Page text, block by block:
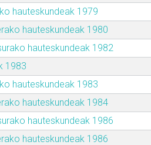
hauteskundeak 1979
hauteskundeak 1980
hauteskundeak 1982
1983
hauteskundeak 1983
hauteskundeak 1984
hauteskundeak 1986
hauteskundeak 1986